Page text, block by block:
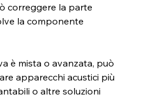
correggere la parte
la componente
è mista o avanzata, può
apparecchi acustici più
o altre soluzioni